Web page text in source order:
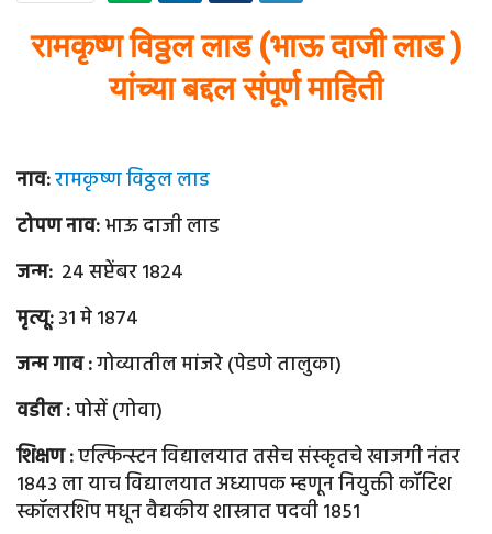
रामकृष्ण विठ्ठल लाड (भाऊ दाजी लाड )
यांच्या बद्दल संपूर्ण माहिती
नाव:रामकृष्ण विठ्ठल लाड
टोपण नाव:भाऊ दाजी लाड
जन्म: २४ सप्टेंबर १८२४
मृत्यू:३१ मे १८७४
जन्म गाव:गोव्यातील मांजरे (पेडणे तालुका)
वडील:पोसें (गोवा)
शिक्षण:एल्फिन्स्टन विद्यालयात तसेच संस्कृतचे खाजगी नंतर
१८४३ ला याच विद्यालयात अध्यापक म्हणून नियुक्ती कॉटिश
स्कॉलरशिप मधून वैद्यकीय शास्त्रात पदवी १८५१